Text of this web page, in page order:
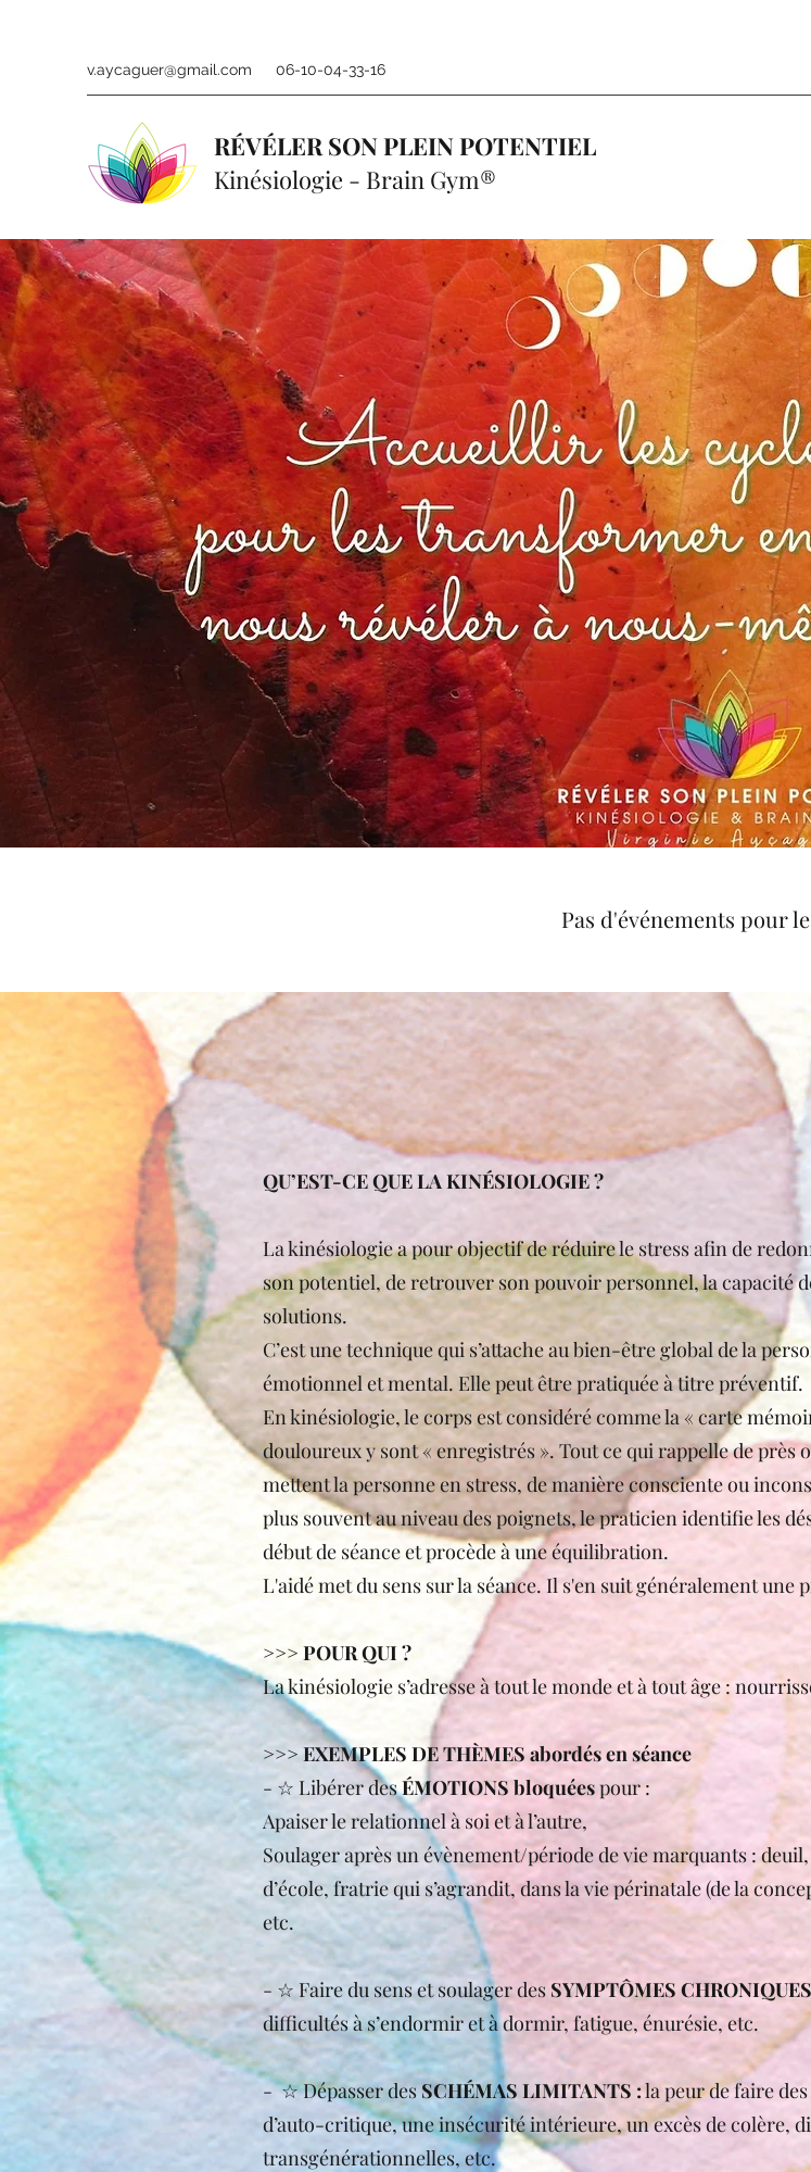
v.aycaguer@gmail.com 06-10-04-33-16
RÉVÉLER SON PLEIN POTENTIEL
Kinésiologie - Brain Gym®
Pas d'événements pour
QU’EST-CE QUE LA KINÉSIOLOGIE ?
La kinésiologie a pour objectif de réduire le stress afin de
son potentiel, de retrouver son pouvoir personnel, la capacité
solutions.
C’est une technique qui s’attache au bien-être global de la
émotionnel et mental. Elle peut être pratiquée à titre préventif.
En kinésiologie, le corps est considéré comme la « carte
douloureux y sont « enregistrés ». Tout ce qui rappelle de près
mettent la personne en stress, de manière consciente ou
plus souvent au niveau des poignets, le praticien identifie les
début de séance et procède à une équilibration.
L'aidé met du sens sur la séance. Il s'en suit généralement une
>>> POUR QUI ?
La kinésiologie s’adresse à tout le monde et à tout âge :
>>> EXEMPLES DE THÈMES abordés en séance
- ☆ Libérer desÉMOTIONS bloquéespour :
Apaiser le relationnel à soi et à l’autre,
Soulager après un évènement/période de vie marquants :
d’école, fratrie qui s’agrandit, dans la vie périnatale (de la
etc.
- ☆ Faire du sens et soulager des SYMPTÔMES
difficultés à s’endormir et à dormir, fatigue, énurésie, etc.
- ☆ Dépasser desSCHÉMAS LIMITANTS :la peur de faire
d’auto-critique, une insécurité intérieure, un excès de colère,
transgénérationnelles, etc.